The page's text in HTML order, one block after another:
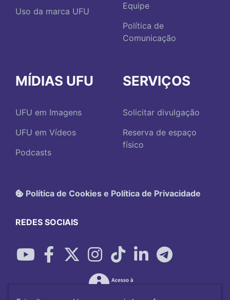
Uso da marca UFU
Equipe
Política de
Comunicação
MÍDIAS UFU
UFU em Imagens
UFU em Vídeos
Podcasts
SERVIÇOS
Solicitar divulgação
Reserva de espaço
físico
Política de Cookies e Política de Privacidade
REDES SOCIAIS